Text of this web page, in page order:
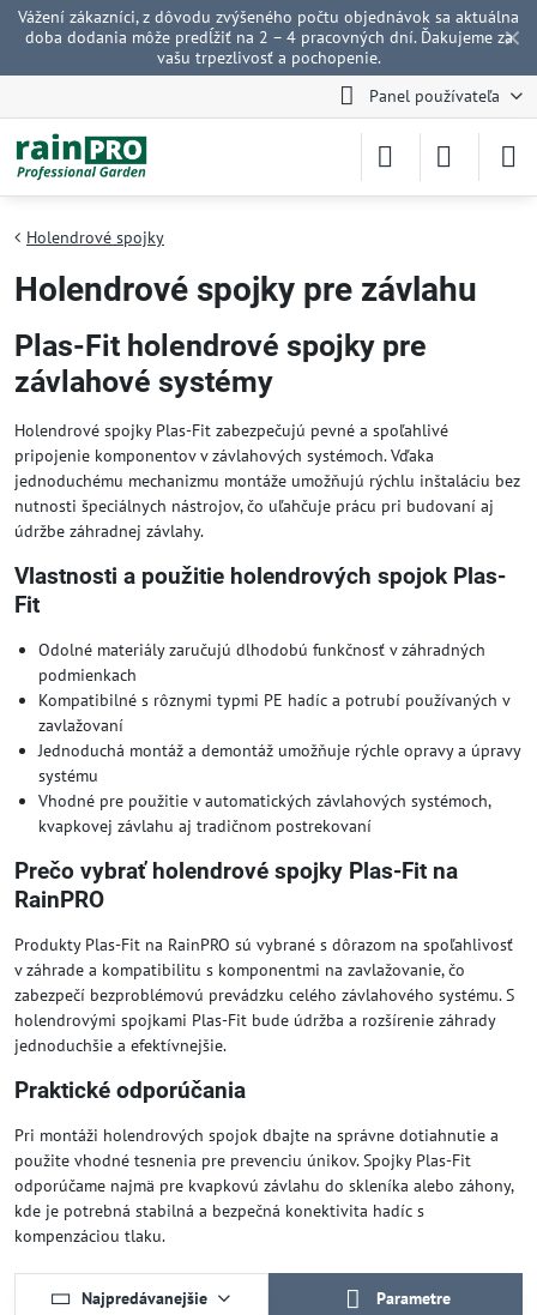
✕
Vážení zákazníci, z dôvodu zvýšeného počtu objednávok sa aktuálna
doba dodania môže predĺžiť na 2 – 4 pracovných dní. Ďakujeme za
vašu trpezlivosť a pochopenie.
Panel používateľa
Holendrové spojky
Holendrové spojky pre závlahu
Plas-Fit holendrové spojky pre
závlahové systémy
Holendrové spojky Plas-Fit zabezpečujú pevné a spoľahlivé
pripojenie komponentov v závlahových systémoch. Vďaka
jednoduchému mechanizmu montáže umožňujú rýchlu inštaláciu bez
nutnosti špeciálnych nástrojov, čo uľahčuje prácu pri budovaní aj
údržbe záhradnej závlahy.
Vlastnosti a použitie holendrových spojok Plas-
Fit
Odolné materiály zaručujú dlhodobú funkčnosť v záhradných
podmienkach
Kompatibilné s rôznymi typmi PE hadíc a potrubí používaných v
zavlažovaní
Jednoduchá montáž a demontáž umožňuje rýchle opravy a úpravy
systému
Vhodné pre použitie v automatických závlahových systémoch,
kvapkovej závlahu aj tradičnom postrekovaní
Prečo vybrať holendrové spojky Plas-Fit na
RainPRO
Produkty Plas-Fit na RainPRO sú vybrané s dôrazom na spoľahlivosť
v záhrade a kompatibilitu s komponentmi na zavlažovanie, čo
zabezpečí bezproblémovú prevádzku celého závlahového systému. S
holendrovými spojkami Plas-Fit bude údržba a rozšírenie záhrady
jednoduchšie a efektívnejšie.
Praktické odporúčania
Pri montáži holendrových spojok dbajte na správne dotiahnutie a
použite vhodné tesnenia pre prevenciu únikov. Spojky Plas-Fit
odporúčame najmä pre kvapkovú závlahu do skleníka alebo záhony,
kde je potrebná stabilná a bezpečná konektivita hadíc s
kompenzáciou tlaku.
Najpredávanejšie Parametre